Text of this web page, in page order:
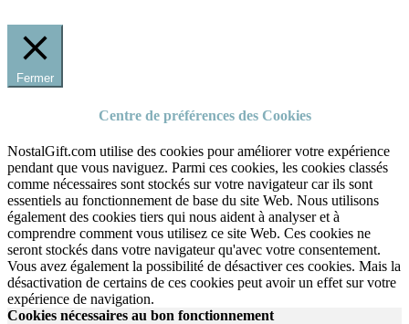
Fermer
Centre de préférences des Cookies
NostalGift.com utilise des cookies pour améliorer votre expérience
pendant que vous naviguez. Parmi ces cookies, les cookies classés
comme nécessaires sont stockés sur votre navigateur car ils sont
essentiels au fonctionnement de base du site Web. Nous utilisons
également des cookies tiers qui nous aident à analyser et à
comprendre comment vous utilisez ce site Web. Ces cookies ne
seront stockés dans votre navigateur qu'avec votre consentement.
Vous avez également la possibilité de désactiver ces cookies. Mais la
désactivation de certains de ces cookies peut avoir un effet sur votre
expérience de navigation.
Cookies nécessaires au bon fonctionnement